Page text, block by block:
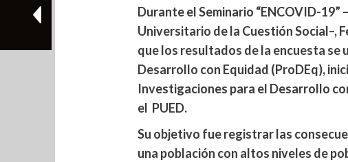
Durante el Seminario “ENCOVID-
Universitario de la Cuestión Social–,
que los resultados de la encuesta se
Desarrollo con Equidad (ProDEq),
Investigaciones para el Desarrollo
el PUED.
Su objetivo fue registrar las
una población con altos niveles de